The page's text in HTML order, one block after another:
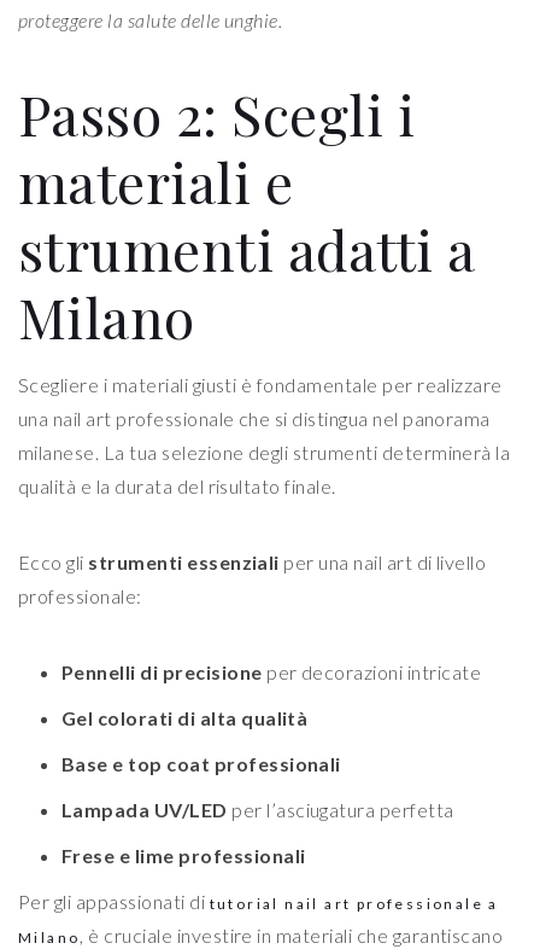
proteggere la salute delle unghie.
Passo 2: Scegli i
materiali e
strumenti adatti a
Milano
Scegliere i materiali giusti è fondamentale per realizzare
una nail art professionale che si distingua nel panorama
milanese. La tua selezione degli strumenti determinerà la
qualità e la durata del risultato finale.
Ecco gli strumenti essenziali per una nail art di livello
professionale:
Pennelli di precisione per decorazioni intricate
Gel colorati di alta qualità
Base e top coat professionali
Lampada UV/LED per l’asciugatura perfetta
Frese e lime professionali
Per gli appassionati di tutorial nail art professionale a
Milano, è cruciale investire in materiali che garantiscano